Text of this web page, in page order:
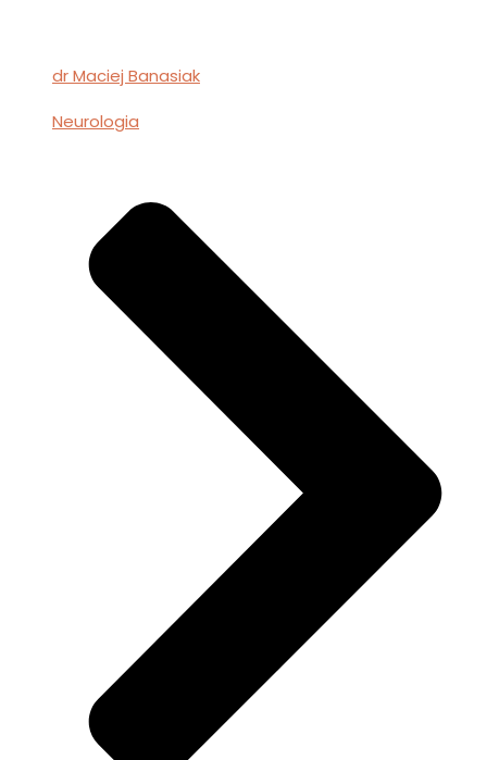
dr Maciej Banasiak
Neurologia